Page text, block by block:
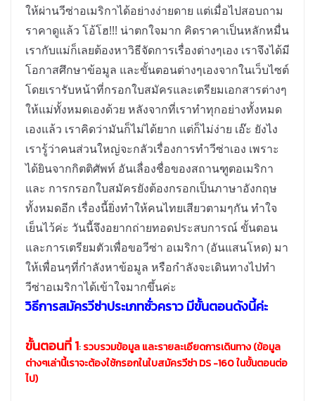
ให้ผ่านวีซ่าอเมริกาได้อย่างง่ายดาย แต่เมื่อไปสอบถาม
ราคาดูแล้ว โอ้โฮ!!! น่าตกใจมาก คิดราคาเป็นหลักหมื่น
เรากับแม่ก็เลยต้องหาวิธีจัดการเรื่องต่างๆเอง เราจึงได้มี
โอกาสศึกษาข้อมูล และขั้นตอนต่างๆเองจากในเว็บไซต์
โดยเรารับหน้าที่กรอกใบสมัครและเตรียมเอกสารต่างๆ
ให้แม่ทั้งหมดเองด้วย หลังจากที่เราทำทุกอย่างทั้งหมด
เองแล้ว เราคิดว่ามันก็ไม่ได้ยาก แต่ก็ไม่ง่าย เอ๊ะ ยังไง
เรารู้ว่าคนส่วนใหญ่จะกลัวเรื่องการทำวีซ่าเอง เพราะ
ได้ยินจากกิตติศัพท์ อันเลื่องชื่อของสถานฑูตอเมริกา
และ การกรอกใบสมัครยังต้องกรอกเป็นภาษาอังกฤษ
ทั้งหมดอีก เรื่องนี้ยิ่งทำให้คนไทยเสียวตามๆกัน ทำใจ
เย็นไว้ค่ะ วันนี้จึงอยากถ่ายทอดประสบการณ์ ขั้นตอน
และการเตรียมตัวเพื่อขอวีซ่า อเมริกา (อันแสนโหด) มา
ให้เพื่อนๆที่กำลังหาข้อมูล หรือกำลังจะเดินทางไปทำ
วีซ่าอเมริกาได้เข้าใจมากขึ้นค่ะ
วิธีการสมัครวีซ่าประเภทชั่วคราว มีขั้นตอนดังนี้ค่ะ
ขั้นตอนที่ 1:รวบรวมข้อมูล และรายละเอียดการเดินทาง (ข้อมูล
ต่างๆเล่านี้เราจะต้องใช้กรอกในใบสมัครวีซ่า DS -160 ในขั้นตอนต่อ
ไป)